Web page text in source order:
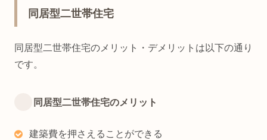
同居型二世帯住宅
同居型二世帯住宅のメリット・デメリットは以下の通り
です。
同居型二世帯住宅のメリット
建築費を押さえることができる